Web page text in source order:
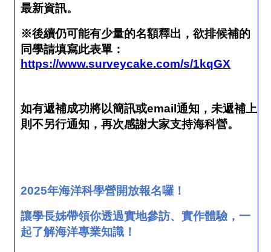
最新資訊。
※後續仍可能有少量的名額釋出，欲排候補的
同學請填寫此表單：
https://www.surveycake.com/s/1kqGX
如有遞補成功將以簡訊或email通知，未遞補上
則不另行通知，再次感謝大家支持海科營。
2025年海洋科學營開放報名囉！
讓學長姊帶領你透過實地參訪、實作體驗，一
起了解海洋專業知識！